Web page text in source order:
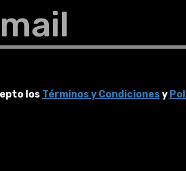
los Términos y Condicionesy